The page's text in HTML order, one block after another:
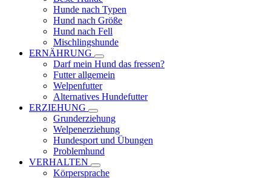
Hunde nach Typen
Hund nach Größe
Hund nach Fell
Mischlingshunde
ERNÄHRUNG
Darf mein Hund das fressen?
Futter allgemein
Welpenfutter
Alternatives Hundefutter
ERZIEHUNG
Grunderziehung
Welpenerziehung
Hundesport und Übungen
Problemhund
VERHALTEN
Körpersprache